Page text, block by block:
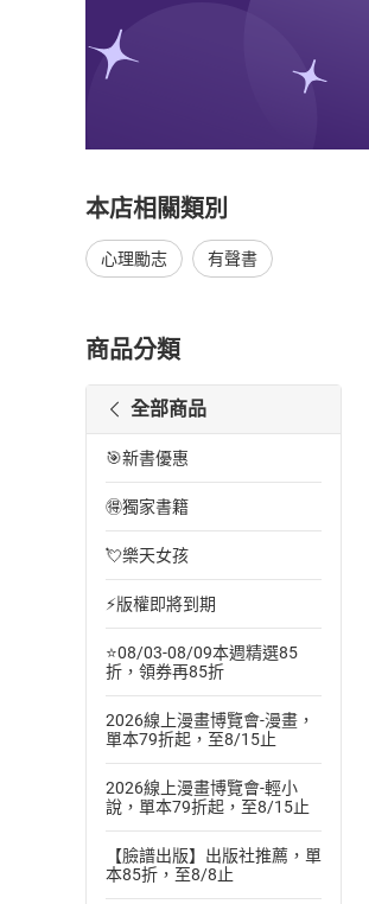
本店相關類別
心理勵志 有聲書
商品分類
全部商品
🎯新書優惠
🉐獨家書籍
💘樂天女孩
⚡版權即將到期
⭐08/03-08/09本週精選85
折，領券再85折
2026線上漫畫博覽會-漫畫，
單本79折起，至8/15止
2026線上漫畫博覽會-輕小
說，單本79折起，至8/15止
【臉譜出版】出版社推薦，單
本85折，至8/8止